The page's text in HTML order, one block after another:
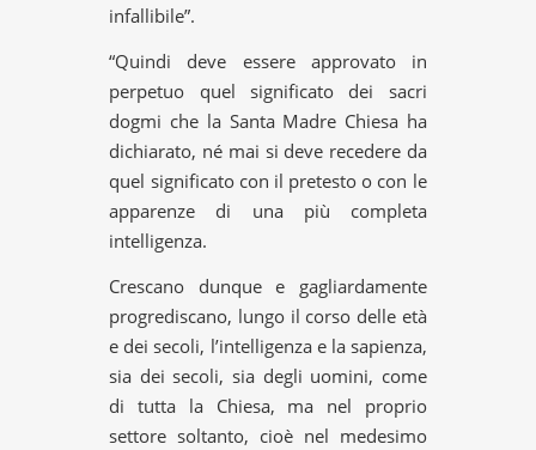
infallibile”.
“Quindi deve essere approvato in
perpetuo quel significato dei sacri
dogmi che la Santa Madre Chiesa ha
dichiarato, né mai si deve recedere da
quel significato con il pretesto o con le
apparenze di una più completa
intelligenza.
Crescano dunque e gagliardamente
progrediscano, lungo il corso delle età
e dei secoli, l’intelligenza e la sapienza,
sia dei secoli, sia degli uomini, come
di tutta la Chiesa, ma nel proprio
settore soltanto, cioè nel medesimo